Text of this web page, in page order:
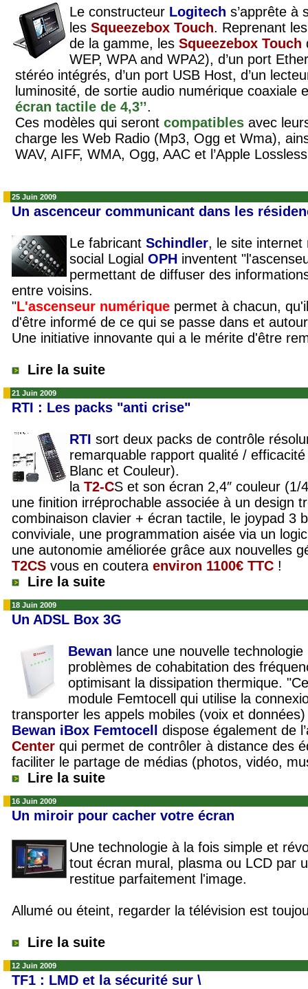
Le constructeur Logitech s’apprête à
les Squeezebox Touch. Reprenant
de la gamme, les Squeezebox Touch
WEP, WPA and WPA2), d’un port
stéréo intégrés, d’un port USB Host, d’un
luminosité, de sortie audio numérique coaxiale
écran tactile de 4,3’’.
Ces modèles qui seront compatibles avec
charge les Web Radio (Mp3, Ogg et Wma),
WAV, AIFF, WMA, Ogg, AAC et l’Apple
25 Juin 2009
Un ascenceur communicant dans les
Le fabricant Schindler, le site internet
social Logial OPH inventent
permettant de diffuser des
entre voisins.
"L'ascenseur numérique permet à chacun,
d'être informé de ce qui se passe dans et
Une initiative innovante qui a le mérite d'être
Lire la suite
21 Juin 2009
RTI : Les packs "anti crise"
RTI sort deux packs de contrôle
remarquable rapport qualité /
Blanc et Couleur).
la T2-CS et son écran 2,4″ couleur
une finition irréprochable associée à un design
combinaison clavier + écran tactile, le joypad 3
conviviale, une programmation aisée via un
une autonomie améliorée grâce aux nouvelles
T2CS vous en coutera environ 1100€ TTC !
Lire la suite
18 Juin 2009
Un ADSL Box 3G
Bewan lance une nouvelle
problèmes de cohabitation des
optimisant la dissipation thermique.
module Femtocell qui utilise la
transporter les appels mobiles (voix et
Bewan iBox Femtocell dispose également de
Center qui permet de contrôler à distance des
faciliter le partage de médias (photos, vidéo,
Lire la suite
16 Juin 2009
Un miroir pour cacher votre écran
Une technologie à la fois simple et
tout écran mural, plasma ou LCD par
restitue parfaitement l'image.
Allumé ou éteint, regarder la télévision est
Lire la suite
12 Juin 2009
TF1 : LMD et la sécurité sur \